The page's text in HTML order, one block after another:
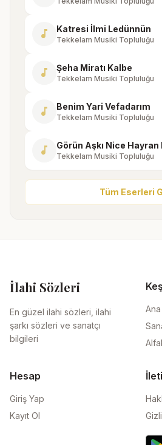
music_note Katresi İlmi Ledünnün
Tekkelam Musiki Topluluğu
music_note Şeha Miratı Kalbe
Tekkelam Musiki Topluluğu
music_note Benim Yari Vefadarım
Tekkelam Musiki Topluluğu
music_note Görün Aşkı Nice Hayran
Tekkelam Musiki Topluluğu
Tüm Eserleri
İlahi Sözleri
En güzel ilahi sözleri, ilahi
şarkı sözleri ve sanatçı
bilgileri
Hesap
Giriş Yap
Kayıt Ol